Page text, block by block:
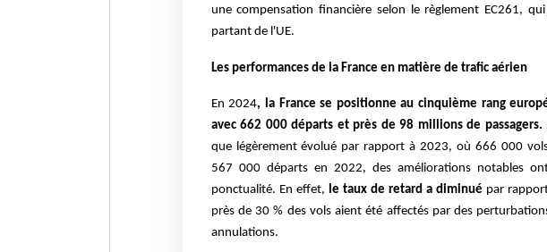
une compensation financière selon le règlement EC261,
partant de l'UE.
Les performances de la France en matière de trafic aérien
En 2024, la France se positionne au cinquième rang
avec 662 000 départs et près de 98 millions de passagers.
que légèrement évolué par rapport à 2023, où 666 000
567 000 départs en 2022, des améliorations notables
ponctualité. En effet, le taux de retard a diminué par
près de 30 % des vols aient été affectés par des
annulations.